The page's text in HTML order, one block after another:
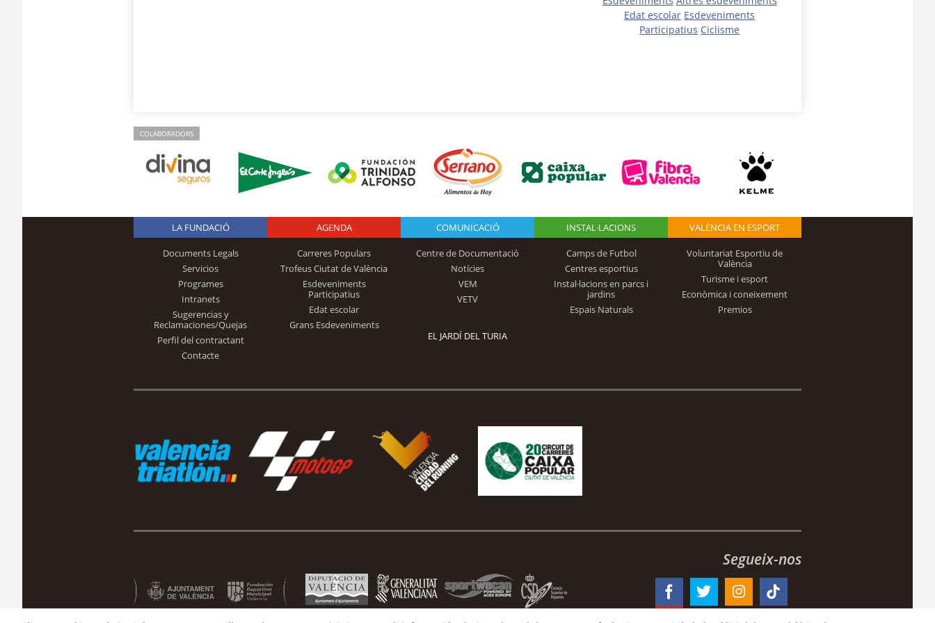
Edat escolar Esdeveniments
Participatius Ciclisme
COLABORADORS
Logo Fundación
Trinidad Alfonso
LA FUNDACIÓ
Documents Legals
Servicios
Programes
Intranets
Sugerencias y
Reclamaciones/Quejas
Perfil del contractant
Contacte
AGENDA
Carreres Populars
Trofeus Ciutat de València
Esdeveniments
Participatius
Edat escolar
Grans Esdeveniments
COMUNICACIÓ
Centre de Documentació
Notícies
VEM
VETV
INSTAL·LACIONS
Camps de Futbol
Centres esportius
Instal·lacions en parcs i
jardins
Espais Naturals
VALÈNCIA EN ESPORT
Voluntariat Esportiu de
València
Turisme i esport
Econòmica i coneixement
Premios
EL JARDÍ DEL TURIA
Segueix-nos